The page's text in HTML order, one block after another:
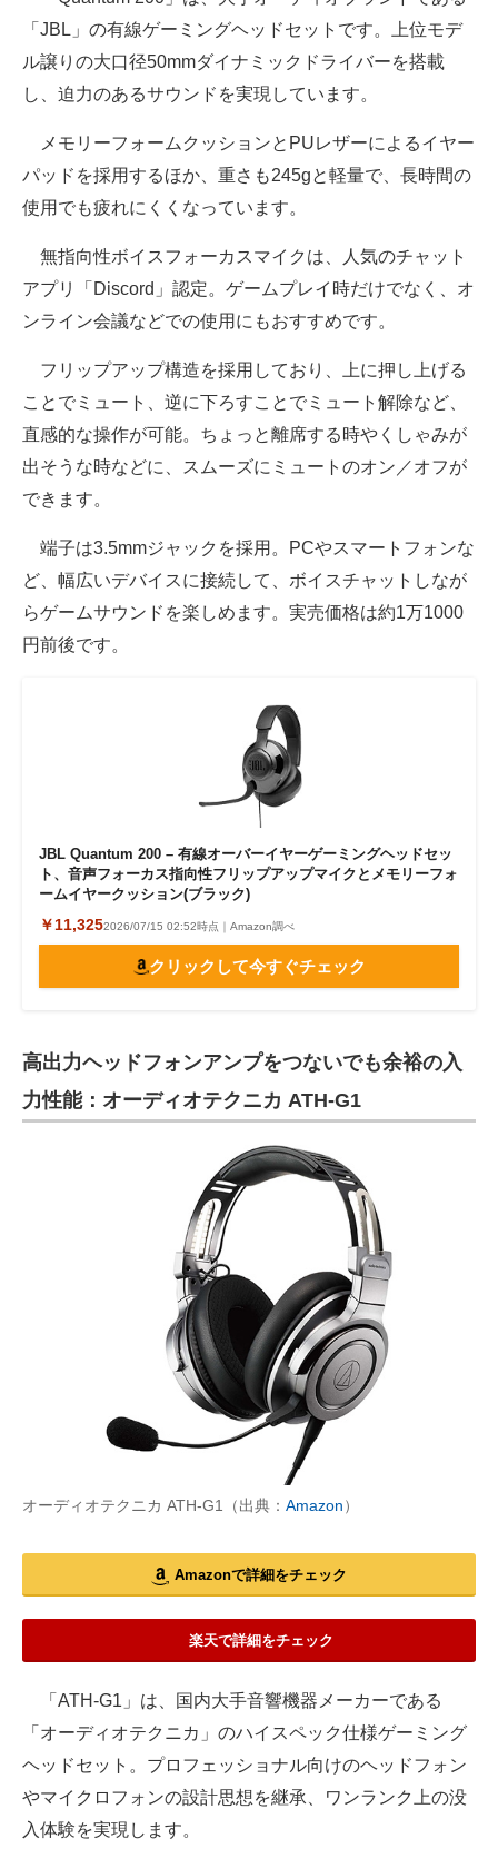
「JBL」の有線ゲーミングヘッドセットです。上位モデ
ル譲りの大口径50mmダイナミックドライバーを搭載
し、迫力のあるサウンドを実現しています。
メモリーフォームクッションとPUレザーによるイヤー
パッドを採用するほか、重さも245gと軽量で、長時間の
使用でも疲れにくくなっています。
無指向性ボイスフォーカスマイクは、人気のチャット
アプリ「Discord」認定。ゲームプレイ時だけでなく、オ
ンライン会議などでの使用にもおすすめです。
フリップアップ構造を採用しており、上に押し上げる
ことでミュート、逆に下ろすことでミュート解除など、
直感的な操作が可能。ちょっと離席する時やくしゃみが
出そうな時などに、スムーズにミュートのオン／オフが
できます。
端子は3.5mmジャックを採用。PCやスマートフォンな
ど、幅広いデバイスに接続して、ボイスチャットしなが
らゲームサウンドを楽しめます。実売価格は約1万1000
円前後です。
JBL Quantum 200 – 有線オーバーイヤーゲーミングヘッドセッ
ト、音声フォーカス指向性フリップアップマイクとメモリーフォ
ームイヤークッション(ブラック)
￥11,3252026/07/15 02:52時点｜Amazon調べ
クリックして今すぐチェック
高出力ヘッドフォンアンプをつないでも余裕の入
力性能：オーディオテクニカ ATH-G1
オーディオテクニカ ATH-G1（出典： Amazon）
Amazonで詳細をチェック
楽天で詳細をチェック
「ATH-G1」は、国内大手音響機器メーカーである
「オーディオテクニカ」のハイスペック仕様ゲーミング
ヘッドセット。プロフェッショナル向けのヘッドフォン
やマイクロフォンの設計思想を継承、ワンランク上の没
入体験を実現します。